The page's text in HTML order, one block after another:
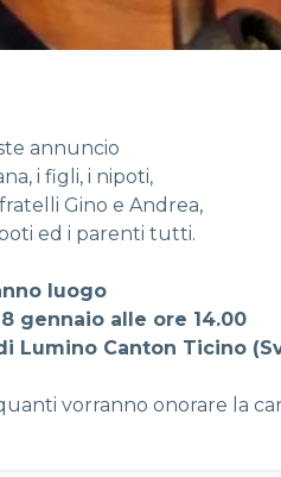
annuncio
i figli, i nipoti,
fratelli Gino e Andrea,
ed i parenti tutti.
luogo
18 gennaio alle ore 14.00
Lumino Canton Ticino
vorranno onorare la